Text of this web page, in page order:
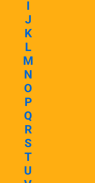
I
J
K
L
M
N
O
P
Q
R
S
T
U